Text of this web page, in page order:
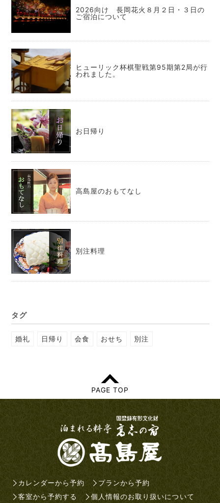
2026向け 長岡花火８月２日・３日の
ご宿泊について
ヒューリック杯棋聖戦第95期第2局が行
われました。
お日帰り
高島屋のおもてなし
別注料理
タグ
婚礼 日帰り 会食 おせち 別注
PAGE TOP
カレンダーから予約
プランから予約
客室から予約する
個人情報のお取り扱いについて